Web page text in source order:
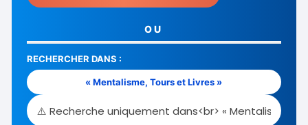
OU
RECHERCHER DANS :
« Mentalisme, Tours et Livres »